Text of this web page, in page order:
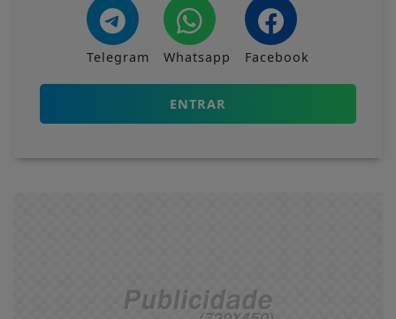
Telegram Whatsapp Facebook
ENTRAR